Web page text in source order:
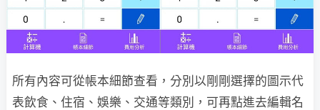
所有內容可從帳本細節查看，分別以剛剛選擇的圖示代
表飲食、住宿、娛樂、交通等類別，可再點進去編輯名